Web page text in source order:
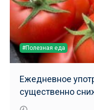
#Полезная еда
Ежедневное
существенно
печени –